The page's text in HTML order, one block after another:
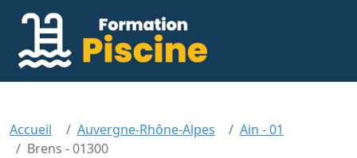
Accueil Auvergne-Rhône-Alpes
Ain - 01
Brens - 01300